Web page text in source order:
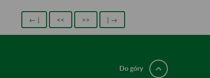
← | << >> | →
Do góry